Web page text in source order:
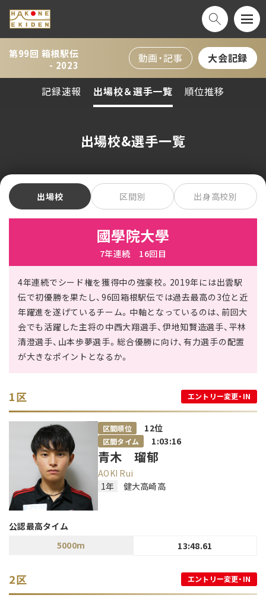
第99回 箱根駅伝
- 2023
動画・記事 大会記録
記録速報 出場校＆選手一覧 順位推移
出場校&選手一覧
出場校 区間別 出身高校別
國學院大學
7年連続 16回目
4年連続でシード権を獲得中の強豪校。2019年には出雲駅
伝で初優勝を果たし、96回箱根駅伝では過去最高の3位と近
年躍進を遂げているチーム。中軸となっているのは、前回大
会でも活躍した主将の中西大翔選手、伊地知賢造選手、平林
清澄選手、山本歩夢選手。総合優勝に向け、有力選手の配置
が大きなポイントとなるか。
1区 エントリー変更・IN
区間順位 12位
区間タイム 1:03:16
青木 瑠郁
AOKI Rui
1年
健大高崎高
公認最高タイム
5000m
13:48.61
2区 エントリー変更・IN